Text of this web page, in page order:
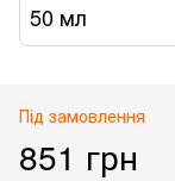
50 мл
Під замовлення
851 грн